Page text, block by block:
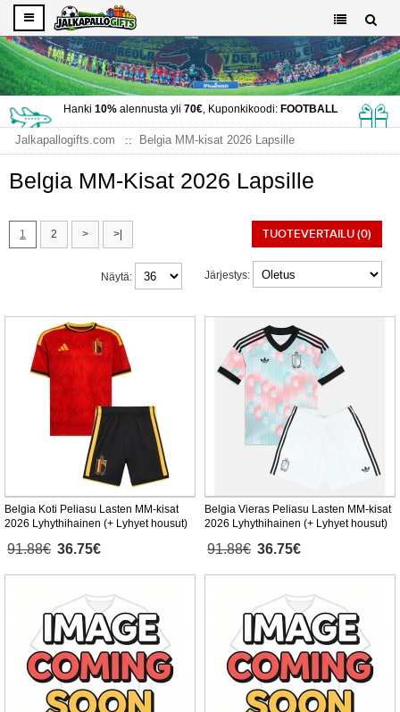
Hanki 10%alennusta yli 70€, Kuponkikoodi: FOOTBALL
Jalkapallogifts.com Belgia MM-kisat 2026 Lapsille
Belgia MM-Kisat 2026 Lapsille
1 2 > >| TUOTEVERTAILU (0)
Järjestys:
Näytä:
Belgia Koti Peliasu Lasten MM-kisat
2026 Lyhythihainen (+ Lyhyet housut)
91.88€ 36.75€
Belgia Vieras Peliasu Lasten MM-kisat
2026 Lyhythihainen (+ Lyhyet housut)
91.88€ 36.75€